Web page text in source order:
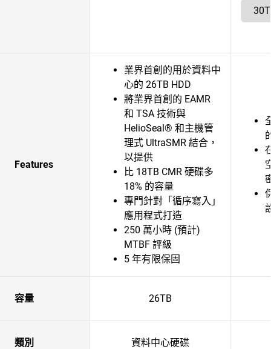
Features
業界首創的用於資料中
心的 26TB HDD
將業界首創的 EAMR
和 TSA 技術與
HelioSeal® 和主機管
理式 UltraSMR 結合，
以提供
比 18TB CMR 硬碟多
18% 的容量
專門針對「循序寫入」
應用程式打造
250 萬小時 (預計)
MTBF 評級
5 年有限保固
容量 26TB
類別 資料中心硬碟